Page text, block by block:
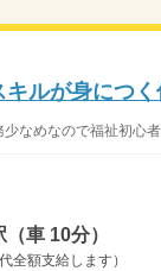
ルが身につく
なめなので福祉初心
車 10分）
全額支給します）